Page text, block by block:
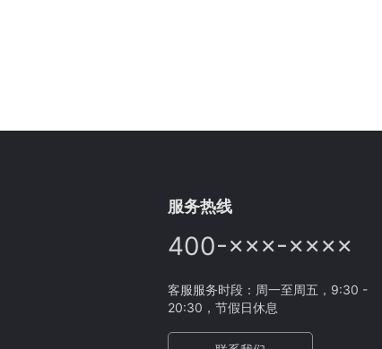
服务热线
400-×××-××××
客服服务时段：周一至周五，9:30 -
20:30，节假日休息